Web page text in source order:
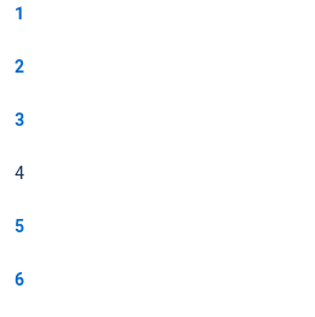
1
2
3
4
5
6